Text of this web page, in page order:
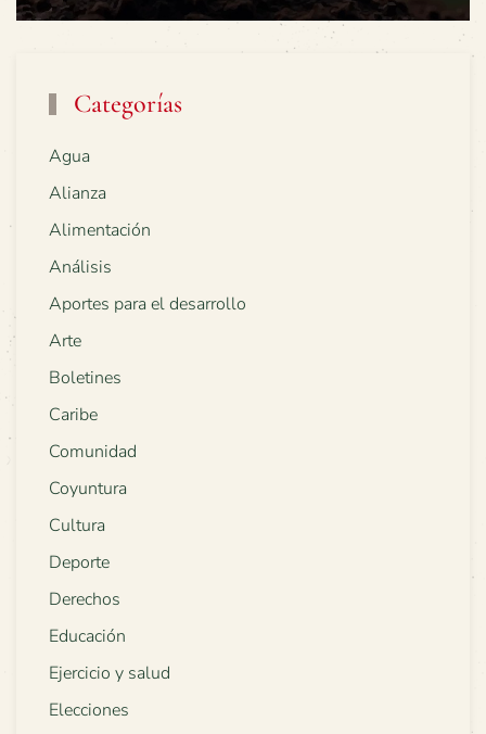
Categorías
Agua
Alianza
Alimentación
Análisis
Aportes para el desarrollo
Arte
Boletines
Caribe
Comunidad
Coyuntura
Cultura
Deporte
Derechos
Educación
Ejercicio y salud
Elecciones